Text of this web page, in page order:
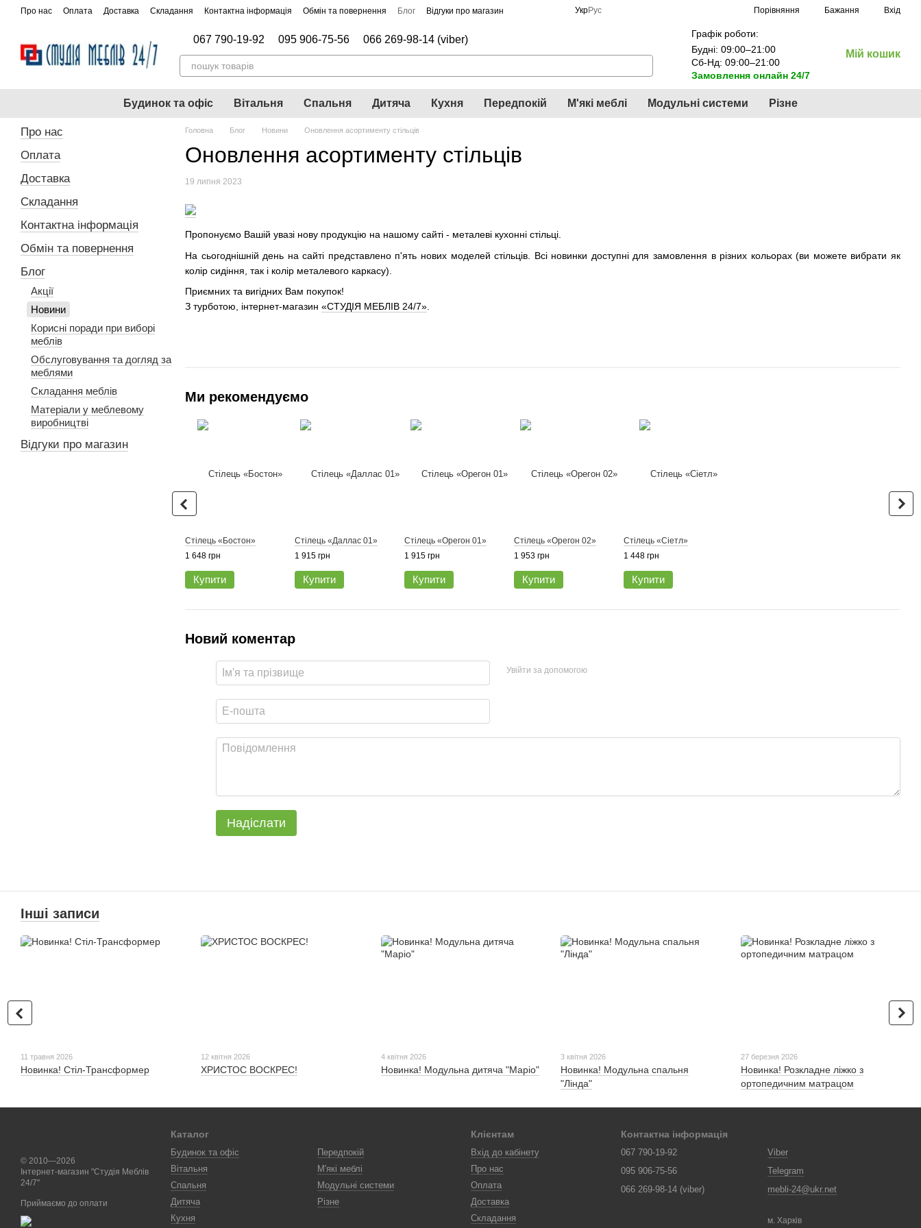
Перейти до основного контенту
Про нас Оплата Доставка Складання Контактна інформація Обмін та повернення Блог Відгуки про магазин УкрРус Порівняння Бажання Вхід
067 790-19-92 095 906-75-56 066 269-98-14 (viber)
Графік роботи:
Будні: 09:00–21:00
Сб-Нд: 09:00–21:00
Замовлення онлайн 24/7
Мій кошик
Будинок та офіс Вітальня Спальня Дитяча Кухня Передпокій М'які меблі Модульні системи Різне
Головна Блог Новини Оновлення асортименту стільців
Оновлення асортименту стільців
19 липня 2023
Пропонуємо Вашій увазі нову продукцію на нашому сайті - металеві кухонні стільці.
На сьогоднішній день на сайті представлено п'ять нових моделей стільців. Всі новинки доступні для замовлення в різних кольорах (ви можете вибрати як
колір сидіння, так і колір металевого каркасу).
Приємних та вигідних Вам покупок!
З турботою, інтернет-магазин «СТУДІЯ МЕБЛІВ 24/7»
Ми рекомендуємо
Стілець «Бостон»
1 648 грн
Купити
Стілець «Даллас 01»
1 915 грн
Купити
Стілець «Орегон 01»
1 915 грн
Купити
Стілець «Орегон 02»
1 953 грн
Купити
Стілець «Сіетл»
1 448 грн
Купити
Новий коментар
Увійти за допомогою
Надіслати
Про нас
Оплата
Доставка
Складання
Контактна інформація
Обмін та повернення
Блог
Акції
Новини
Корисні поради при виборі
меблів
Обслуговування та догляд за
меблями
Складання меблів
Матеріали у меблевому
виробництві
Відгуки про магазин
Інші записи
11 травня 2026
Новинка! Стіл-Трансформер
12 квітня 2026
ХРИСТОС ВОСКРЕС!
4 квітня 2026
Новинка! Модульна дитяча "Маріо"
3 квітня 2026
Новинка! Модульна спальня
"Лінда"
27 березня 2026
Новинка! Розкладне ліжко з
ортопедичним матрацом
© 2010—2026
Інтернет-магазин "Студія Меблів
24/7"
Приймаємо до оплати
Каталог
Будинок та офіс
Вітальня
Спальня
Дитяча
Кухня
Передпокій
М'які меблі
Модульні системи
Різне
Клієнтам
Вхід до кабінету
Про нас
Оплата
Доставка
Складання
Контактна інформація
067 790-19-92
095 906-75-56
066 269-98-14 (viber)
Viber
Telegram
mebli-24@ukr.net
м. Харків